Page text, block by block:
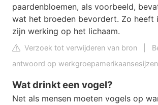
paardenbloemen, als voorbeeld,
wat het broeden bevordert. Zo heeft
zijn werking op het lichaam.
Verzoek tot verwijderen van bron
antwoord op
Wat drinkt een vogel?
Net als mensen moeten vogels op